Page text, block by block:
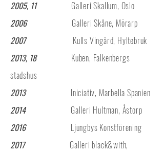
2005, 11 Galleri Skallum, Oslo
2006 Galleri Skåne, Mörarp
2007 Kulls Vingård, Hyltebruk
2013, 18 Kuben, Falkenbergs
stadshus
2013 Iniciativ, Marbella Spanien
2014 Galleri Hultman, Åstorp
2016 Ljungbys Konstförening
2017 Galleri black&with,